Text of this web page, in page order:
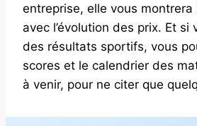
entreprise, elle vous montrera
avec l’évolution des prix. Et si
des résultats sportifs, vous
scores et le calendrier des
à venir, pour ne citer que